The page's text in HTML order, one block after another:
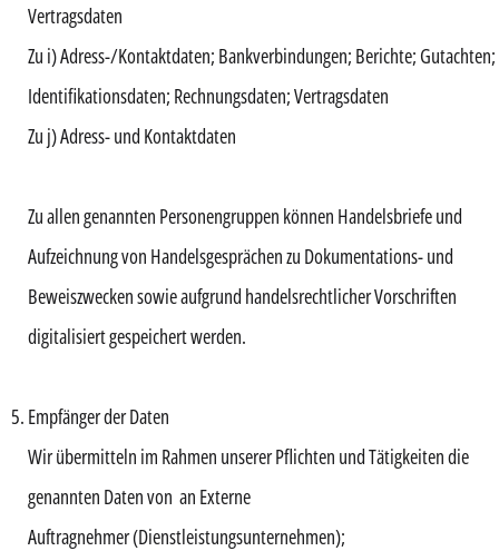
Vertragsdaten
Zu i) Adress-/Kontaktdaten; Bankverbindungen; Berichte; Gutachten;
Identifikationsdaten; Rechnungsdaten; Vertragsdaten
Zu j) Adress- und Kontaktdaten
Zu allen genannten Personengruppen können Handelsbriefe und
Aufzeichnung von Handelsgesprächen zu Dokumentations- und
Beweiszwecken sowie aufgrund handelsrechtlicher Vorschriften
digitalisiert gespeichert werden.
Empfänger der Daten
Wir übermitteln im Rahmen unserer Pflichten und Tätigkeiten die
genannten Daten von an Externe
Auftragnehmer (Dienstleistungsunternehmen);